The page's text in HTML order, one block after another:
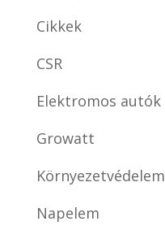
Cikkek
CSR
Elektromos autók
Growatt
Környezetvédelem
Napelem